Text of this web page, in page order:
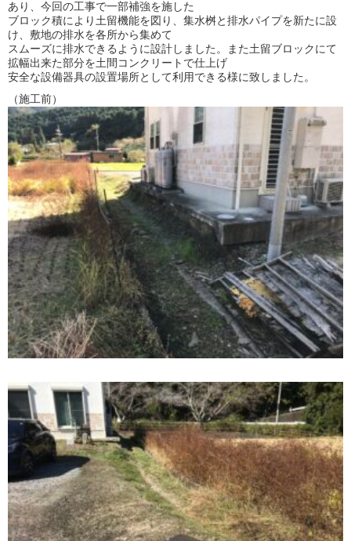
あり、今回の工事で一部補強を施した
ブロック積により土留機能を図り、集水桝と排水パイプを新たに設
け、敷地の排水を各所から集めて
スムーズに排水できるように設計しました。また土留ブロックにて
拡幅出来た部分を土間コンクリートで仕上げ
安全な設備器具の設置場所として利用できる様に致しました。
（施工前）